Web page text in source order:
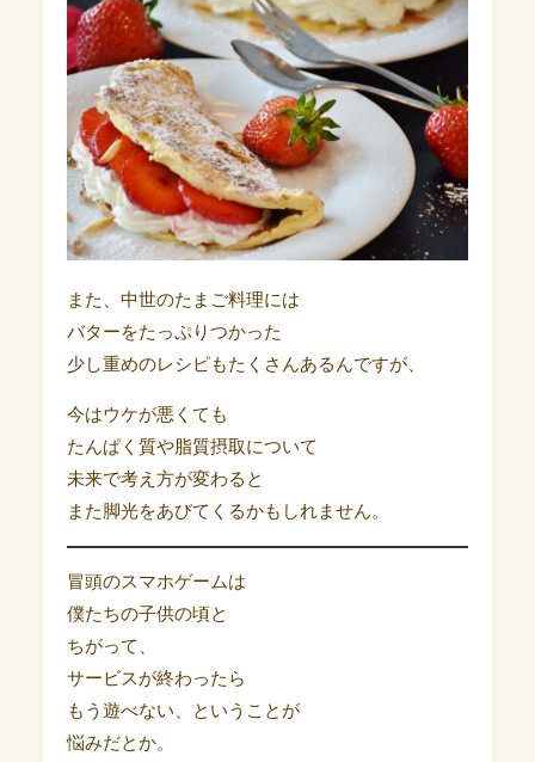
また、中世のたまご料理には
バターをたっぷりつかった
少し重めのレシピもたくさんあるんですが、
今はウケが悪くても
たんぱく質や脂質摂取について
未来で考え方が変わると
また脚光をあびてくるかもしれません。
冒頭のスマホゲームは
僕たちの子供の頃と
ちがって、
サービスが終わったら
もう遊べない、ということが
悩みだとか。